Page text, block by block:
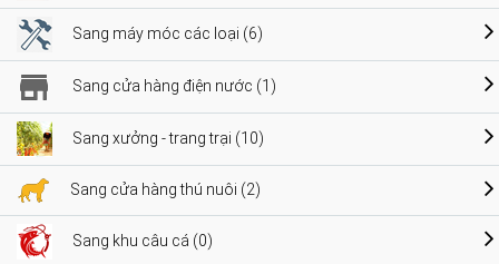
Sang máy móc các loại (6)
Sang cửa hàng điện nước (1)
Sang xưởng - trang trại (10)
Sang cửa hàng thú nuôi (2)
Sang khu câu cá (0)